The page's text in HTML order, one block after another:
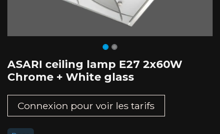
ASARI ceiling lamp E27 2x60W
Chrome + White glass
Connexion pour voir les tarifs​